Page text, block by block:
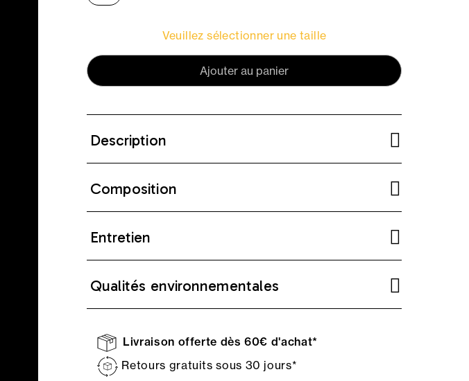
Veuillez sélectionner une taille
Ajouter au panier
Description
Composition
Entretien
Qualités environnementales
Livraison offerte dès 60€ d'achat*
Retours gratuits sous 30 jours*